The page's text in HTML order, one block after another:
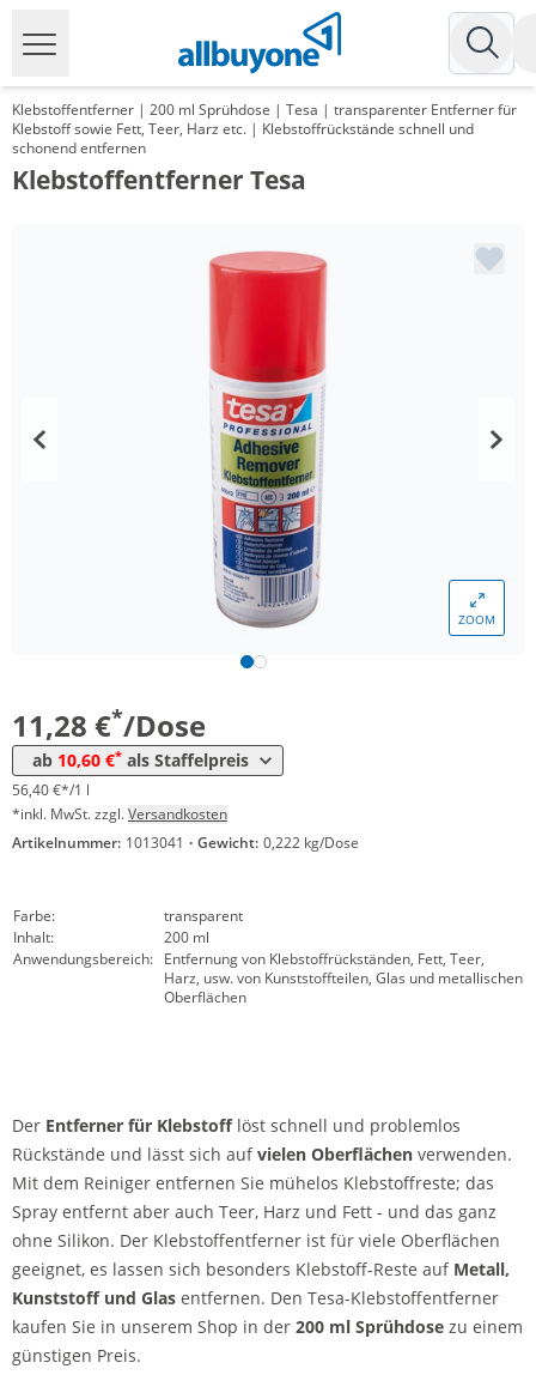
Klebstoffentferner | 200 ml Sprühdose | Tesa | transparenter Entferner für
Klebstoff sowie Fett, Teer, Harz etc. | Klebstoffrückstände schnell und
schonend entfernen
Klebstoffentferner Tesa
ZOOM
11,28 €*/Dose
ab 10,60 €* als Staffelpreis
56,40 €*/1 l
*inkl. MwSt. zzgl.Versandkosten
Artikelnummer: 1013041 · Gewicht: 0,222 kg/Dose
Farbe:
transparent
Inhalt:
200 ml
Anwendungsbereich: Entfernung von Klebstoffrückständen, Fett, Teer,
Harz, usw. von Kunststoffteilen, Glas und metallischen
Oberflächen
Der Entferner für Klebstofflöst schnell und problemlos
Rückstände und lässt sich aufvielen Oberflächen verwenden.
Mit dem Reiniger entfernen Sie mühelos Klebstoffreste; das
Spray entfernt aber auch Teer, Harz und Fett - und das ganz
ohne Silikon. Der Klebstoffentferner ist für viele Oberflächen
geeignet, es lassen sich besonders Klebstoff-Reste auf Metall,
Kunststoff und Glas entfernen. Den Tesa-Klebstoffentferner
kaufen Sie in unserem Shop in der 200 ml Sprühdose zu einem
günstigen Preis.